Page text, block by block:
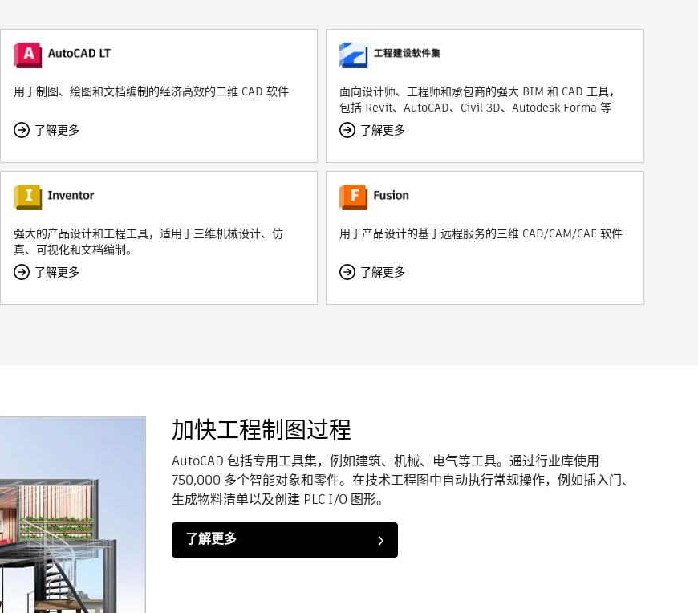
用于制图、绘图和文档编制的经济高效的二维 CAD 软件
了解更多
面向设计师、工程师和承包商的强大 BIM 和 CAD 工具，
包括 Revit、AutoCAD、Civil 3D、Autodesk Forma 等
了解更多
强大的产品设计和工程工具，适用于三维机械设计、仿
真、可视化和文档编制。
了解更多
用于产品设计的基于远程服务的三维 CAD/CAM/CAE 软件
了解更多
加快工程制图过程
AutoCAD 包括专用工具集，例如建筑、机械、电气等工具。通过行业库使用
750,000 多个智能对象和零件。在技术工程图中自动执行常规操作，例如插入门、
生成物料清单以及创建 PLC I/O 图形。
了解更多